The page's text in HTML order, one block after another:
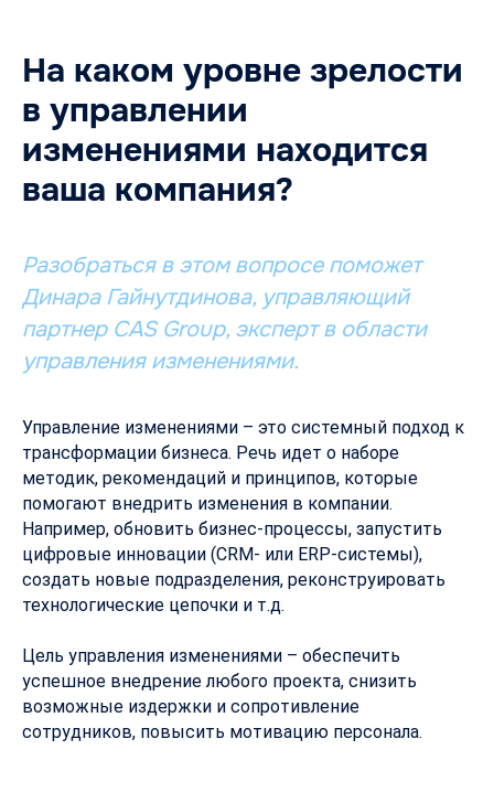
На каком уровне зрелости
в управлении
изменениями находится
ваша компания?
Разобраться в этом вопросе поможет
Динара Гайнутдинова, управляющий
партнер CAS Group, эксперт в области
управления изменениями.
Управление изменениями – это системный подход к
трансформации бизнеса. Речь идет о наборе
методик, рекомендаций и принципов, которые
помогают внедрить изменения в компании.
Например, обновить бизнес-процессы, запустить
цифровые инновации (CRM- или ERP-системы),
создать новые подразделения, реконструировать
технологические цепочки и т.д.
Цель управления изменениями – обеспечить
успешное внедрение любого проекта, снизить
возможные издержки и сопротивление
сотрудников, повысить мотивацию персонала.